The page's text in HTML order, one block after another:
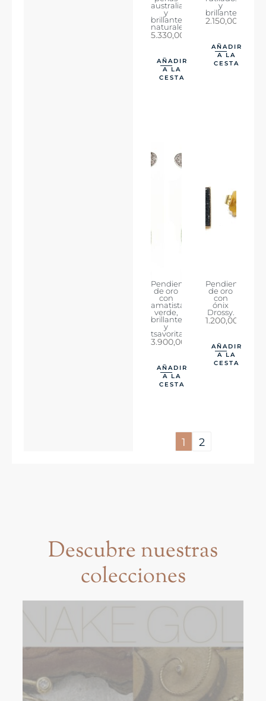
australianas
y
brillantes
naturales.
5.330,00
AÑADIR
A LA
CESTA
y
brillantes.
2.150,00
AÑADIR
A LA
CESTA
Pendientes
de oro
con
amatista
verde,
brillantes
y
tsavoritas.
3.900,00
AÑADIR
A LA
CESTA
Pendientes
de oro
con
ónix
Drossy.
1.200,00
AÑADIR
A LA
CESTA
1 2
Descubre nuestras
colecciones